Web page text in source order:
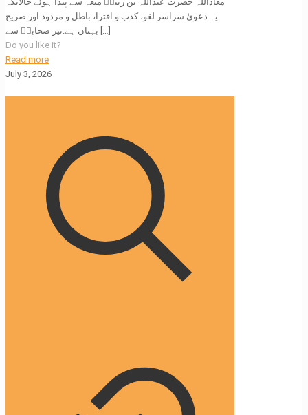
یہ دعویٰ سراسر لغو، کذب و افترا، باطل و مردود اور صریح
بہتان ہے.نیز صحابہؓ سے
Do you like it?
Read more
July 3, 2026